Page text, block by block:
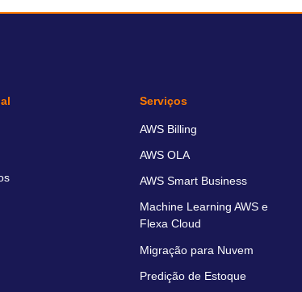
Serviços
AWS Billing
AWS OLA
AWS Smart Business
Machine Learning AWS e
Flexa Cloud
Migração para Nuvem
Predição de Estoque